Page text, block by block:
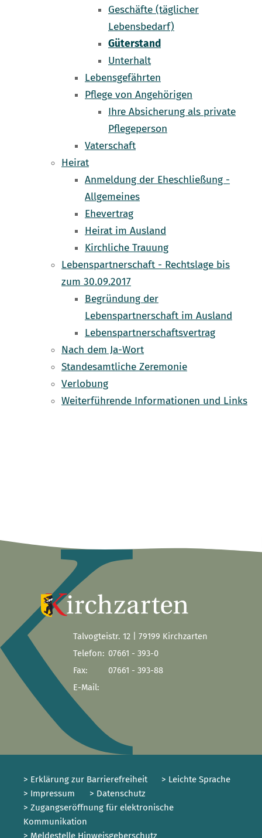
Geschäfte (täglicher
Lebensbedarf)
Güterstand
Unterhalt
Lebensgefährten
Pflege von Angehörigen
Ihre Absicherung als private
Pflegeperson
Vaterschaft
Heirat
Anmeldung der Eheschließung -
Allgemeines
Ehevertrag
Heirat im Ausland
Kirchliche Trauung
Lebenspartnerschaft - Rechtslage bis
zum 30.09.2017
Begründung der
Lebenspartnerschaft im Ausland
Lebenspartnerschaftsvertrag
Nach dem Ja-Wort
Standesamtliche Zeremonie
Verlobung
Weiterführende Informationen und Links
Talvogteistr. 12 | 79199 Kirchzarten
Telefon: 07661 - 393-0
Fax:
07661 - 393-88
E-Mail:
> Erklärung zur Barrierefreiheit
> Leichte Sprache
> Impressum
> Datenschutz
> Zugangseröffnung für elektronische
Kommunikation
> Meldestelle Hinweisgeberschutz